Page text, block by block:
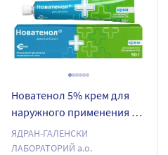
Новатенол 5% крем для
наружного применения 50
гр
ЯДРАН-ГАЛЕНСКИ
ЛАБОРАТОРИЙ а.о.